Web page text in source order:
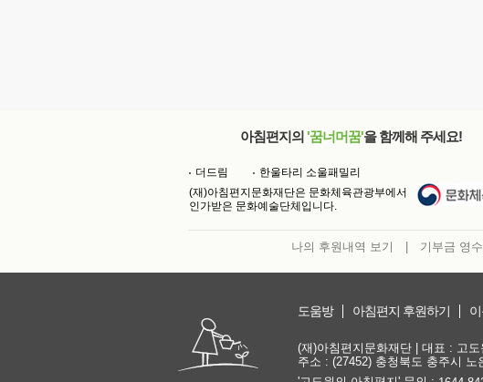
아침편지의 '꿈너머꿈'을 함께해 주세요!
더드림
한울타리 소울패밀리
(재)아침편지문화재단은 문화체육관광부에서
인가받은 문화예술단체입니다.
나의 후원내역 보기 기부금 영
도움방 아침편지 후원하기
(재)아침편지문화재단 | 대표 : 고
주소 : (27452) 충청북도 충주시 노